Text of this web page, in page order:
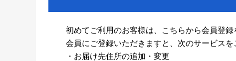
初めてご利用のお客様は、こちらから会員登録
会員にご登録いただきますと、次のサービスを
・お届け先住所の追加・変更